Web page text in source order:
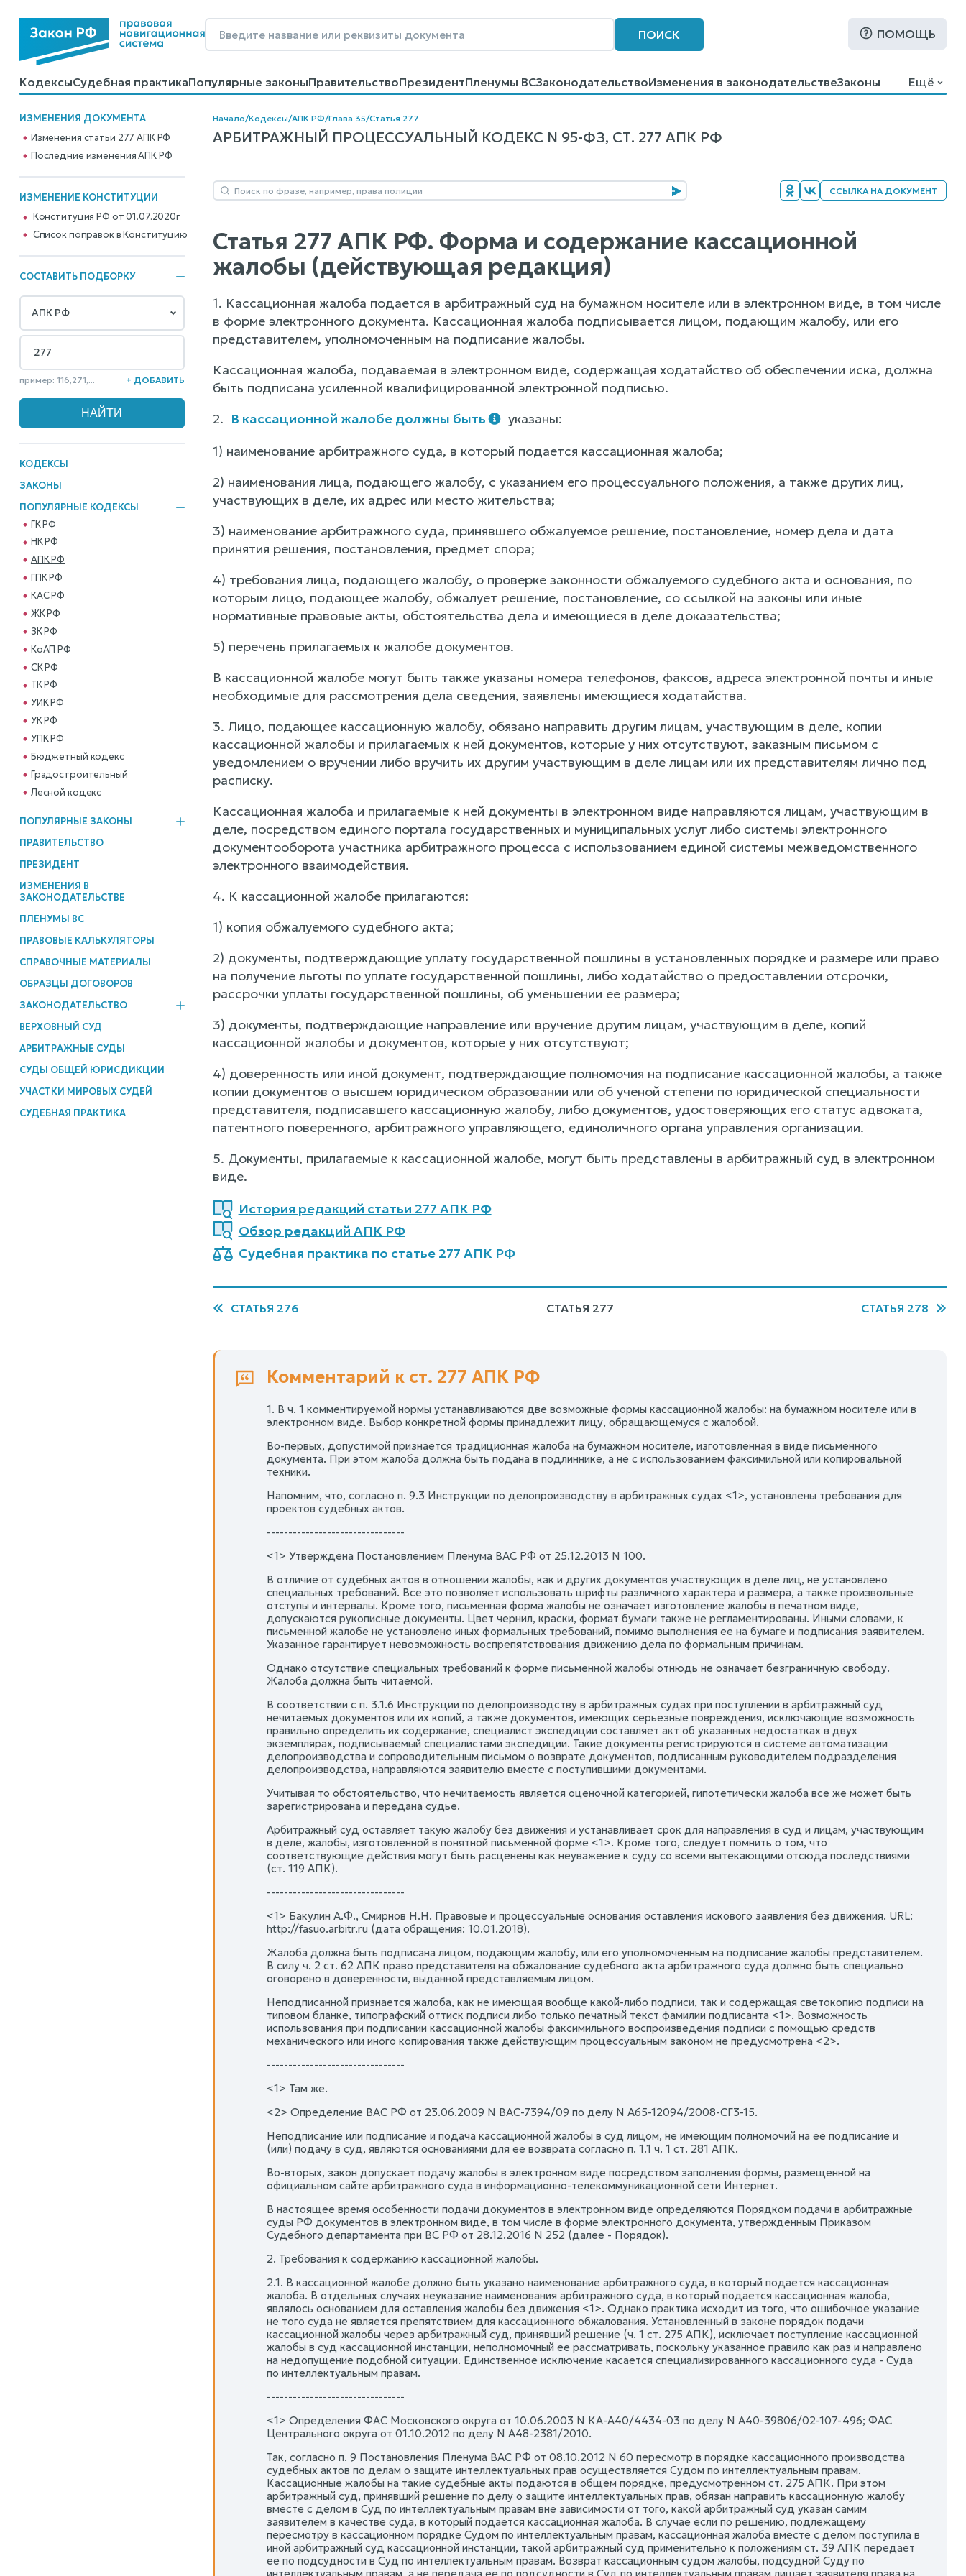
ПОИСК ПОМОЩЬ
КодексыСудебная практикаПопулярные законыПравительствоПрезидентПленумы ВСЗаконодательствоИзменения в законодательствеЗаконы
КалькуляторыСправочные материалыОбразцы договоровКонтактыПомощьПоиск
Ещё
ИЗМЕНЕНИЯ ДОКУМЕНТА
Изменения статьи 277 АПК РФ
Последние изменения АПК РФ
ИЗМЕНЕНИЕ КОНСТИТУЦИИ
Конституция РФ от 01.07.2020г
Cписок поправок в Конституцию
СОСТАВИТЬ ПОДБОРКУ
пример: 116,271,... + ДОБАВИТЬ
КОДЕКСЫ
ЗАКОНЫ
ПОПУЛЯРНЫЕ КОДЕКСЫ
ГК РФ
НК РФ
АПК РФ
ГПК РФ
КАС РФ
ЖК РФ
ЗК РФ
КоАП РФ
СК РФ
ТК РФ
УИК РФ
УК РФ
УПК РФ
Бюджетный кодекс
Градостроительный
Лесной кодекс
ПОПУЛЯРНЫЕ ЗАКОНЫ
ПРАВИТЕЛЬСТВО
ПРЕЗИДЕНТ
ИЗМЕНЕНИЯ В
ЗАКОНОДАТЕЛЬСТВЕ
ПЛЕНУМЫ ВС
ПРАВОВЫЕ КАЛЬКУЛЯТОРЫ
СПРАВОЧНЫЕ МАТЕРИАЛЫ
ОБРАЗЦЫ ДОГОВОРОВ
ЗАКОНОДАТЕЛЬСТВО
ВЕРХОВНЫЙ СУД
АРБИТРАЖНЫЕ СУДЫ
СУДЫ ОБЩЕЙ ЮРИСДИКЦИИ
УЧАСТКИ МИРОВЫХ СУДЕЙ
СУДЕБНАЯ ПРАКТИКА
Начало/Кодексы/АПК РФ/Глава 35/Статья 277
АРБИТРАЖНЫЙ ПРОЦЕССУАЛЬНЫЙ КОДЕКС N 95-ФЗ, СТ. 277 АПК РФ
ССЫЛКА НА ДОКУМЕНТ
Статья 277 АПК РФ. Форма и содержание кассационной
жалобы (действующая редакция)
1. Кассационная жалоба подается в арбитражный суд на бумажном носителе или в электронном виде, в том числе
в форме электронного документа. Кассационная жалоба подписывается лицом, подающим жалобу, или его
представителем, уполномоченным на подписание жалобы.
Кассационная жалоба, подаваемая в электронном виде, содержащая ходатайство об обеспечении иска, должна
быть подписана усиленной квалифицированной электронной подписью.
2. В кассационной жалобе должны быть
указаны:
1) наименование арбитражного суда, в который подается кассационная жалоба;
2) наименования лица, подающего жалобу, с указанием его процессуального положения, а также других лиц,
участвующих в деле, их адрес или место жительства;
3) наименование арбитражного суда, принявшего обжалуемое решение, постановление, номер дела и дата
принятия решения, постановления, предмет спора;
4) требования лица, подающего жалобу, о проверке законности обжалуемого судебного акта и основания, по
которым лицо, подающее жалобу, обжалует решение, постановление, со ссылкой на законы или иные
нормативные правовые акты, обстоятельства дела и имеющиеся в деле доказательства;
5) перечень прилагаемых к жалобе документов.
В кассационной жалобе могут быть также указаны номера телефонов, факсов, адреса электронной почты и иные
необходимые для рассмотрения дела сведения, заявлены имеющиеся ходатайства.
3. Лицо, подающее кассационную жалобу, обязано направить другим лицам, участвующим в деле, копии
кассационной жалобы и прилагаемых к ней документов, которые у них отсутствуют, заказным письмом с
уведомлением о вручении либо вручить их другим участвующим в деле лицам или их представителям лично под
расписку.
Кассационная жалоба и прилагаемые к ней документы в электронном виде направляются лицам, участвующим в
деле, посредством единого портала государственных и муниципальных услуг либо системы электронного
документооборота участника арбитражного процесса с использованием единой системы межведомственного
электронного взаимодействия.
4. К кассационной жалобе прилагаются:
1) копия обжалуемого судебного акта;
2) документы, подтверждающие уплату государственной пошлины в установленных порядке и размере или право
на получение льготы по уплате государственной пошлины, либо ходатайство о предоставлении отсрочки,
рассрочки уплаты государственной пошлины, об уменьшении ее размера;
3) документы, подтверждающие направление или вручение другим лицам, участвующим в деле, копий
кассационной жалобы и документов, которые у них отсутствуют;
4) доверенность или иной документ, подтверждающие полномочия на подписание кассационной жалобы, а также
копии документов о высшем юридическом образовании или об ученой степени по юридической специальности
представителя, подписавшего кассационную жалобу, либо документов, удостоверяющих его статус адвоката,
патентного поверенного, арбитражного управляющего, единоличного органа управления организации.
5. Документы, прилагаемые к кассационной жалобе, могут быть представлены в арбитражный суд в электронном
виде.
История редакций статьи 277 АПК РФ
Обзор редакций АПК РФ
Судебная практика по статье 277 АПК РФ
СТАТЬЯ 276 СТАТЬЯ 277 СТАТЬЯ 278
Комментарий к ст. 277 АПК РФ
1. В ч. 1 комментируемой нормы устанавливаются две возможные формы кассационной жалобы: на бумажном носителе или в
электронном виде. Выбор конкретной формы принадлежит лицу, обращающемуся с жалобой.
Во-первых, допустимой признается традиционная жалоба на бумажном носителе, изготовленная в виде письменного
документа. При этом жалоба должна быть подана в подлиннике, а не с использованием факсимильной или копировальной
техники.
Напомним, что, согласно п. 9.3 Инструкции по делопроизводству в арбитражных судах <1>, установлены требования для
проектов судебных актов.
--------------------------------
<1> Утверждена Постановлением Пленума ВАС РФ от 25.12.2013 N 100.
В отличие от судебных актов в отношении жалобы, как и других документов участвующих в деле лиц, не установлено
специальных требований. Все это позволяет использовать шрифты различного характера и размера, а также произвольные
отступы и интервалы. Кроме того, письменная форма жалобы не означает изготовление жалобы в печатном виде,
допускаются рукописные документы. Цвет чернил, краски, формат бумаги также не регламентированы. Иными словами, к
письменной жалобе не установлено иных формальных требований, помимо выполнения ее на бумаге и подписания заявителем.
Указанное гарантирует невозможность воспрепятствования движению дела по формальным причинам.
Однако отсутствие специальных требований к форме письменной жалобы отнюдь не означает безграничную свободу.
Жалоба должна быть читаемой.
В соответствии с п. 3.1.6 Инструкции по делопроизводству в арбитражных судах при поступлении в арбитражный суд
нечитаемых документов или их копий, а также документов, имеющих серьезные повреждения, исключающие возможность
правильно определить их содержание, специалист экспедиции составляет акт об указанных недостатках в двух
экземплярах, подписываемый специалистами экспедиции. Такие документы регистрируются в системе автоматизации
делопроизводства и сопроводительным письмом о возврате документов, подписанным руководителем подразделения
делопроизводства, направляются заявителю вместе с поступившими документами.
Учитывая то обстоятельство, что нечитаемость является оценочной категорией, гипотетически жалоба все же может быть
зарегистрирована и передана судье.
Арбитражный суд оставляет такую жалобу без движения и устанавливает срок для направления в суд и лицам, участвующим
в деле, жалобы, изготовленной в понятной письменной форме <1>. Кроме того, следует помнить о том, что
соответствующие действия могут быть расценены как неуважение к суду со всеми вытекающими отсюда последствиями
(ст. 119 АПК).
--------------------------------
<1> Бакулин А.Ф., Смирнов Н.Н. Правовые и процессуальные основания оставления искового заявления без движения. URL:
http://fasuo.arbitr.ru (дата обращения: 10.01.2018).
Жалоба должна быть подписана лицом, подающим жалобу, или его уполномоченным на подписание жалобы представителем.
В силу ч. 2 ст. 62 АПК право представителя на обжалование судебного акта арбитражного суда должно быть специально
оговорено в доверенности, выданной представляемым лицом.
Неподписанной признается жалоба, как не имеющая вообще какой-либо подписи, так и содержащая светокопию подписи на
типовом бланке, типографский оттиск подписи либо только печатный текст фамилии подписанта <1>. Возможность
использования при подписании кассационной жалобы факсимильного воспроизведения подписи с помощью средств
механического или иного копирования также действующим процессуальным законом не предусмотрена <2>.
--------------------------------
<1> Там же.
<2> Определение ВАС РФ от 23.06.2009 N ВАС-7394/09 по делу N А65-12094/2008-СГ3-15.
Неподписание или подписание и подача кассационной жалобы в суд лицом, не имеющим полномочий на ее подписание и
(или) подачу в суд, являются основаниями для ее возврата согласно п. 1.1 ч. 1 ст. 281 АПК.
Во-вторых, закон допускает подачу жалобы в электронном виде посредством заполнения формы, размещенной на
официальном сайте арбитражного суда в информационно-телекоммуникационной сети Интернет.
В настоящее время особенности подачи документов в электронном виде определяются Порядком подачи в арбитражные
суды РФ документов в электронном виде, в том числе в форме электронного документа, утвержденным Приказом
Судебного департамента при ВС РФ от 28.12.2016 N 252 (далее - Порядок).
2. Требования к содержанию кассационной жалобы.
2.1. В кассационной жалобе должно быть указано наименование арбитражного суда, в который подается кассационная
жалоба. В отдельных случаях неуказание наименования арбитражного суда, в который подается кассационная жалоба,
являлось основанием для оставления жалобы без движения <1>. Однако практика исходит из того, что ошибочное указание
не того суда не является препятствием для кассационного обжалования. Установленный в законе порядок подачи
кассационной жалобы через арбитражный суд, принявший решение (ч. 1 ст. 275 АПК), исключает поступление кассационной
жалобы в суд кассационной инстанции, неполномочный ее рассматривать, поскольку указанное правило как раз и направлено
на недопущение подобной ситуации. Единственное исключение касается специализированного кассационного суда - Суда
по интеллектуальным правам.
--------------------------------
<1> Определения ФАС Московского округа от 10.06.2003 N КА-А40/4434-03 по делу N А40-39806/02-107-496; ФАС
Центрального округа от 01.10.2012 по делу N А48-2381/2010.
Так, согласно п. 9 Постановления Пленума ВАС РФ от 08.10.2012 N 60 пересмотр в порядке кассационного производства
судебных актов по делам о защите интеллектуальных прав осуществляется Судом по интеллектуальным правам.
Кассационные жалобы на такие судебные акты подаются в общем порядке, предусмотренном ст. 275 АПК. При этом
арбитражный суд, принявший решение по делу о защите интеллектуальных прав, обязан направить кассационную жалобу
вместе с делом в Суд по интеллектуальным правам вне зависимости от того, какой арбитражный суд указан самим
заявителем в качестве суда, в который подается кассационная жалоба. В случае если по решению, подлежащему
пересмотру в кассационном порядке Судом по интеллектуальным правам, кассационная жалоба вместе с делом поступила в
иной арбитражный суд кассационной инстанции, такой арбитражный суд применительно к положениям ст. 39 АПК передает
ее по подсудности в Суд по интеллектуальным правам. Возврат кассационным судом жалобы, подсудной Суду по